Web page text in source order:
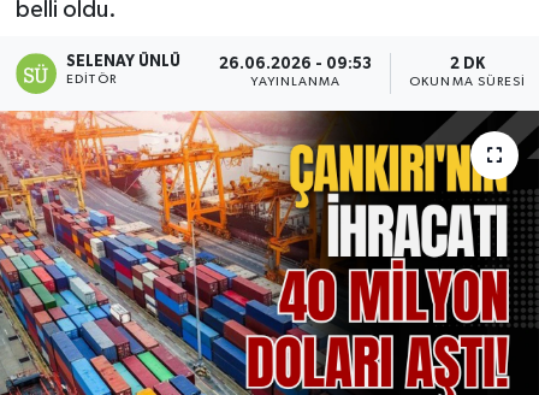
belli oldu.
SELENAY ÜNLÜ
EDITÖR
26.06.2026 - 09:53
YAYINLANMA
2 DK
OKUNMA SÜRESI